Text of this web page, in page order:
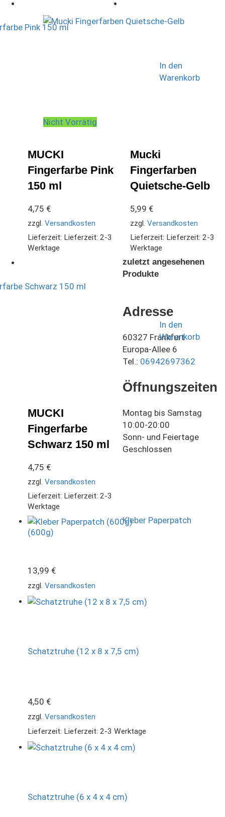
In den
Warenkorb
MUCKI
Fingerfarbe Pink
150 ml
4,75 €
zzgl. Versandkosten
Lieferzeit: Lieferzeit: 2-3
Werktage
Nicht Vorrätig
Mucki
Fingerfarben
Quietsche-Gelb
5,99 €
zzgl. Versandkosten
Lieferzeit: Lieferzeit: 2-3
Werktage
In den
Warenkorb
MUCKI
Fingerfarbe
Schwarz 150 ml
4,75 €
zzgl. Versandkosten
Lieferzeit: Lieferzeit: 2-3
Werktage
zuletzt angesehenen
Produkte
Adresse
60327 Frankfurt
Europa-Allee 6
Tel.: 06942697362
Öffnungszeiten
Montag bis Samstag
10:00-20:00
Sonn- und Feiertage
Geschlossen
Kleber Paperpatch
(600g)
13,99 €
zzgl. Versandkosten
Schatztruhe (12 x 8 x 7,5 cm)
4,50 €
zzgl. Versandkosten
Lieferzeit: Lieferzeit: 2-3 Werktage
Schatztruhe (6 x 4 x 4 cm)